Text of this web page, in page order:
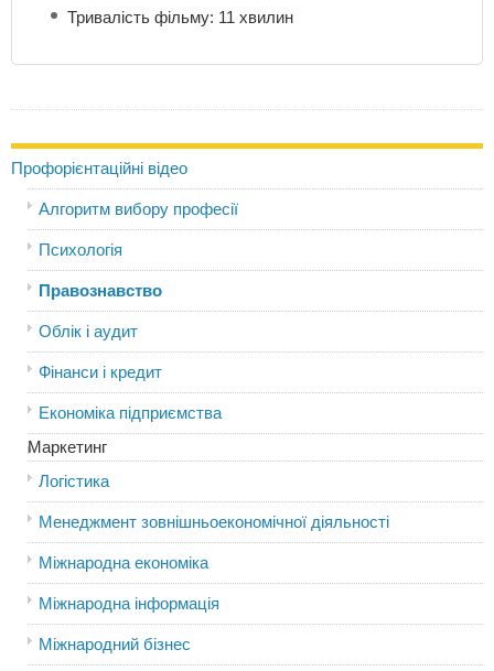
Тривалість фільму: 11 хвилин
Профорієнтаційні відео
Алгоритм вибору професії
Психологія
Правознавство
Облік і аудит
Фінанси і кредит
Економіка підприємства
Маркетинг
Логістика
Менеджмент зовнішньоекономічної діяльності
Міжнародна економіка
Міжнародна інформація
Міжнародний бізнес